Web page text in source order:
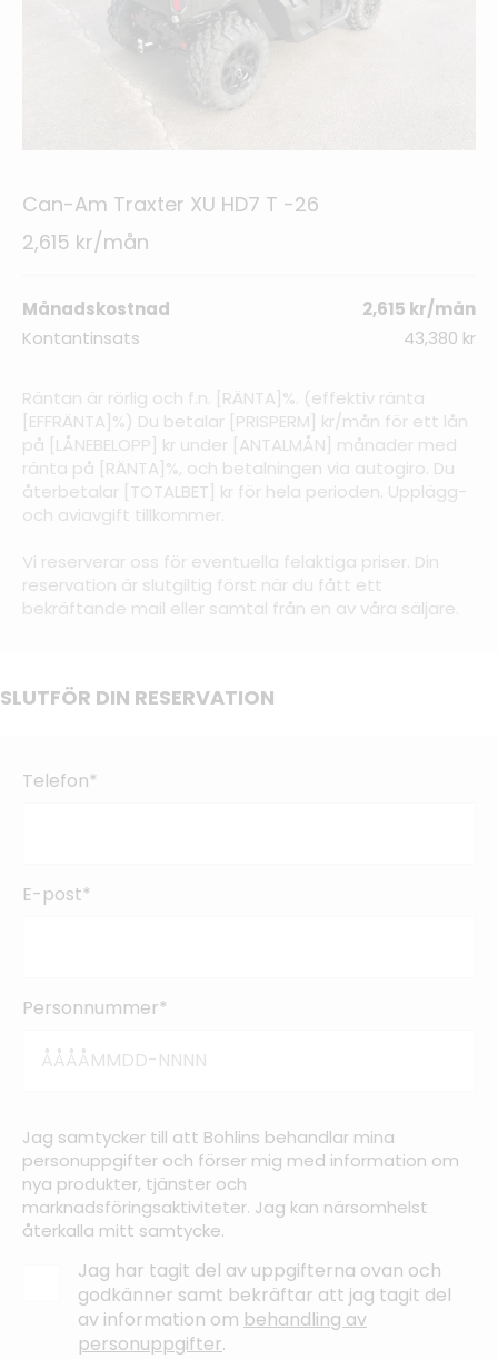
Can-Am Traxter XU HD7 T -26
2,615 kr/mån
Månadskostnad
2,615 kr/mån
Kontantinsats
43,380 kr
Räntan är rörlig och f.n. [RÄNTA]%. (effektiv ränta
[EFFRÄNTA]%) Du betalar [PRISPERM] kr/mån för ett lån
på [LÅNEBELOPP] kr under [ANTALMÅN] månader med
ränta på [RÄNTA]%, och betalningen via autogiro. Du
återbetalar [TOTALBET] kr för hela perioden. Upplägg-
och aviavgift tillkommer.
Vi reserverar oss för eventuella felaktiga priser. Din
reservation är slutgiltig först när du fått ett
bekräftande mail eller samtal från en av våra säljare.
SLUTFÖR DIN RESERVATION
Telefon*
E-post*
Personnummer*
Jag samtycker till att Bohlins behandlar mina
personuppgifter och förser mig med information om
nya produkter, tjänster och
marknadsföringsaktiviteter. Jag kan närsomhelst
återkalla mitt samtycke.
Jag har tagit del av uppgifterna ovan och
godkänner samt bekräftar att jag tagit del
av information om behandling av
personuppgifter.